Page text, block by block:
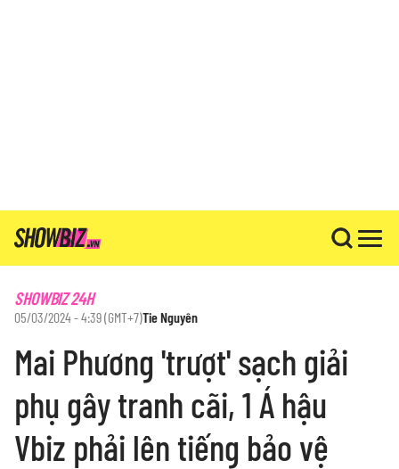
SHOWBIZ 24H
05/03/2024 - 4:39 (GMT+7)Tie Nguyên
Mai Phương 'trượt' sạch giải
phụ gây tranh cãi, 1 Á hậu
Vbiz phải lên tiếng bảo vệ